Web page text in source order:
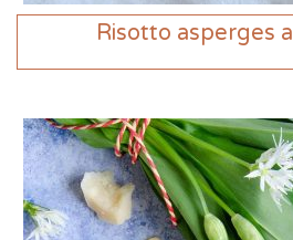
Risotto asperges